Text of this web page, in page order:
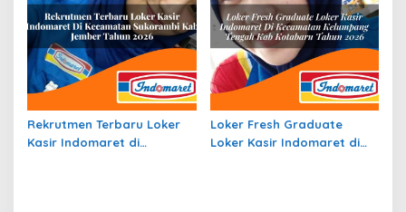
Rekrutmen Terbaru Loker
Kasir Indomaret di
Loker Fresh Graduate
Loker Kasir Indomaret di